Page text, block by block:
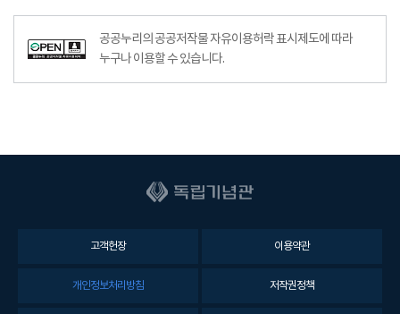
공공누리공공저작물자유이용허락–출처표시이미지
공공누리의 공공저작물 자유이용허락 표시제도에 따라
누구나 이용할 수 있습니다.
고객헌장 이용약관
개인정보처리방침 저작권정책